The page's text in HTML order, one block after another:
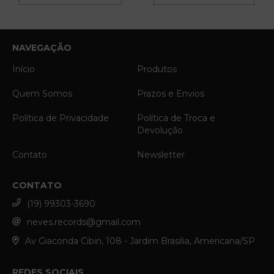
NAVEGAÇÃO
Início
Produtos
Quem Somos Prazos e Envios
Política de Privacidade
Política de Troca e
Devolução
Contato Newsletter
CONTATO
(19) 99303-3690
neves.records@gmail.com
Av Giaconda Cibin, 108 - Jardim Brasilia, Americana/SP